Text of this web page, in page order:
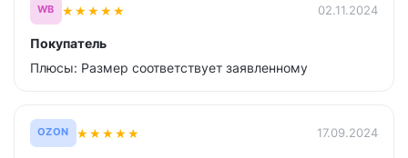
WB ★★★★★ 02.11.2024
Покупатель
Плюсы: Размер соответствует заявленному
OZON ★★★★★ 17.09.2024